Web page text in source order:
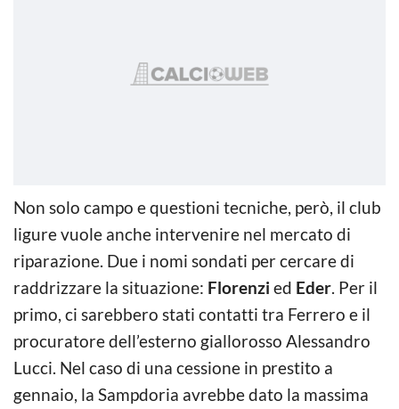
Non solo campo e questioni tecniche, però, il club
ligure vuole anche intervenire nel mercato di
riparazione. Due i nomi sondati per cercare di
raddrizzare la situazione: Florenzi ed Eder. Per il
primo, ci sarebbero stati contatti tra Ferrero e il
procuratore dell’esterno giallorosso Alessandro
Lucci. Nel caso di una cessione in prestito a
gennaio, la Sampdoria avrebbe dato la massima